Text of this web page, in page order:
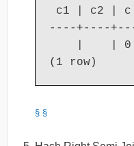
c1 | c2 | c
----+----
    |    | 0
§ §